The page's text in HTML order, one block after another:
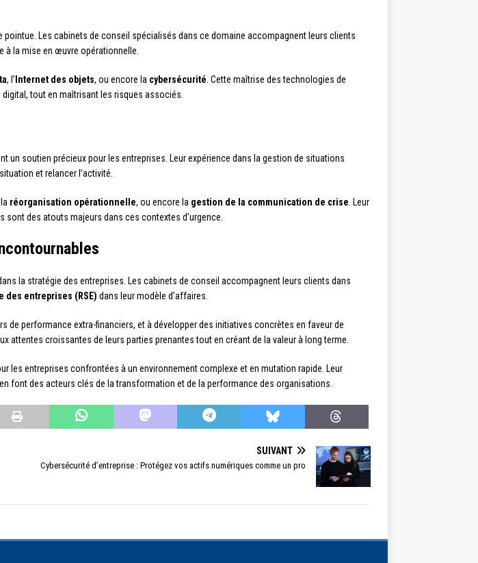
Les cabinets de conseil spécialisés dans ce domaine accompagnent leurs clients
à la mise en œuvre opérationnelle.
, l’ Internet des objets, ou encore la cybersécurité . Cette maîtrise des technologies de
tout en maîtrisant les risques associés.
un soutien précieux pour les entreprises. Leur expérience dans la gestion de situations
et relancer l’activité.
réorganisation opérationnelle, ou encore la gestion de la communication de crise . Leur
des atouts majeurs dans ces contextes d’urgence.
la stratégie des entreprises. Les cabinets de conseil accompagnent leurs clients dans
des entreprises (RSE) dans leur modèle d’affaires.
de performance extra-financiers, et à développer des initiatives concrètes en faveur de
attentes croissantes de leurs parties prenantes tout en créant de la valeur à long terme.
les entreprises confrontées à un environnement complexe et en mutation rapide. Leur
font des acteurs clés de la transformation et de la performance des organisations.
SUIVANT
Cybersécurité d’entreprise : Protégez vos actifs numériques comme un pro